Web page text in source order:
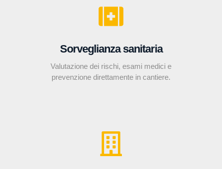
Sorveglianza sanitaria
Valutazione dei rischi, esami medici e
prevenzione direttamente in cantiere.